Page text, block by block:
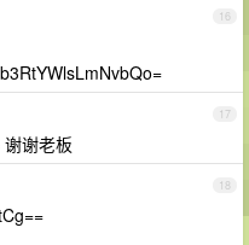
16
17
谢老板
18